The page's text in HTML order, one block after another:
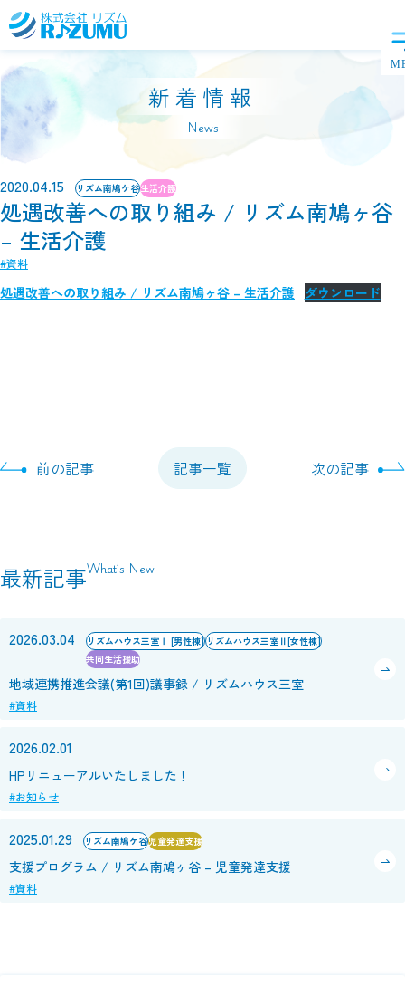
新着情報
News
2020.04.15 リズム南鳩ケ谷生活介護
処遇改善への取り組み / リズム南鳩ヶ谷
– 生活介護
#資料
処遇改善への取り組み / リズム南鳩ヶ谷 – 生活介護 ダウンロード
前の記事 記事一覧 次の記事
最新記事What’s New
2026.03.04 リズムハウス三室Ⅰ [男性棟]リズムハウス三室Ⅱ[女性棟]
共同生活援助
地域連携推進会議(第1回)議事録 / リズムハウス三室
#資料
2026.02.01
HPリニューアルいたしました！
#お知らせ
2025.01.29 リズム南鳩ケ谷児童発達支援
支援プログラム / リズム南鳩ヶ谷 – 児童発達支援
#資料